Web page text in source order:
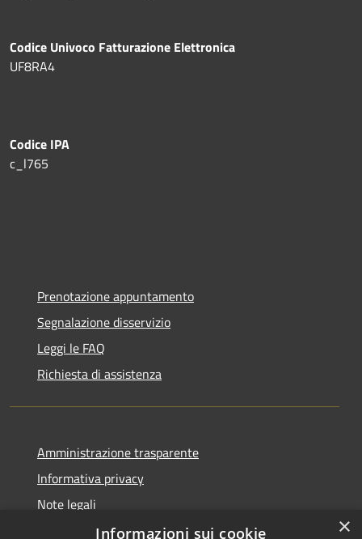
Codice Univoco Fatturazione Elettronica
UF8RA4
Codice IPA
c_l765
Prenotazione appuntamento
Segnalazione disservizio
Leggi le FAQ
Richiesta di assistenza
Amministrazione trasparente
Informativa privacy
Note legali
Dichiarazione di accessibilità
×
Informazioni sui cookie